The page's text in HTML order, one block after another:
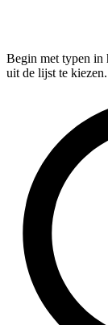
Begin met typen in
uit de lijst te kiezen.